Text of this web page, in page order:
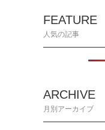
FEATURE
人気の記事
ARCHIVE
月別アーカイブ